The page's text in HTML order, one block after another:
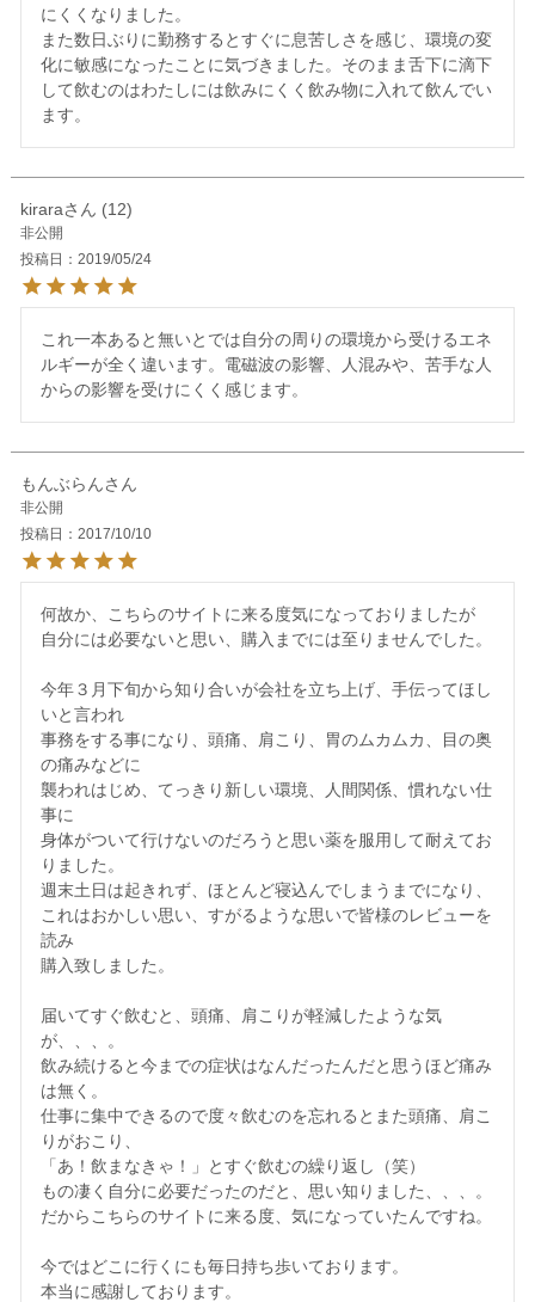
にくくなりました。
また数日ぶりに勤務するとすぐに息苦しさを感じ、環境の変
化に敏感になったことに気づきました。そのまま舌下に滴下
して飲むのはわたしには飲みにくく飲み物に入れて飲んでい
ます。
kirara 12
非公開
投稿日
2019/05/24
これ一本あると無いとでは自分の周りの環境から受けるエネ
ルギーが全く違います。電磁波の影響、人混みや、苦手な人
からの影響を受けにくく感じます。
もんぶらん
非公開
投稿日
2017/10/10
何故か、こちらのサイトに来る度気になっておりましたが
自分には必要ないと思い、購入までには至りませんでした。
今年３月下旬から知り合いが会社を立ち上げ、手伝ってほし
いと言われ
事務をする事になり、頭痛、肩こり、胃のムカムカ、目の奥
の痛みなどに
襲われはじめ、てっきり新しい環境、人間関係、慣れない仕
事に
身体がついて行けないのだろうと思い薬を服用して耐えてお
りました。
週末土日は起きれず、ほとんど寝込んでしまうまでになり、
これはおかしい思い、すがるような思いで皆様のレビューを
読み
購入致しました。
届いてすぐ飲むと、頭痛、肩こりが軽減したような気
が、、、。
飲み続けると今までの症状はなんだったんだと思うほど痛み
は無く。
仕事に集中できるので度々飲むのを忘れるとまた頭痛、肩こ
りがおこり、
「あ！飲まなきゃ！」とすぐ飲むの繰り返し（笑）
もの凄く自分に必要だったのだと、思い知りました、、、。
だからこちらのサイトに来る度、気になっていたんですね。
今ではどこに行くにも毎日持ち歩いております。
本当に感謝しております。